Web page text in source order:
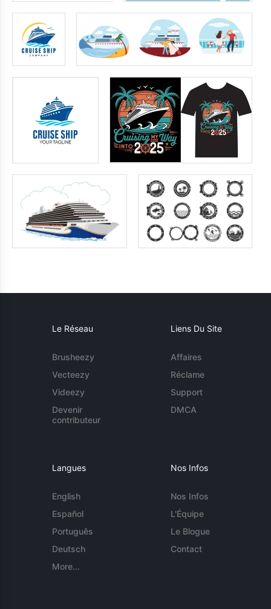
Le Réseau
Brusheezy
Vecteezy
Videezy
Devenir
contributeur
Liens Du Site
Affaires
Réclame
Support
DMCA
Langues
English
Español
Português
Deutsch
More...
Nos Infos
Nos Infos
L'Équipe
Le Blogue
Contact